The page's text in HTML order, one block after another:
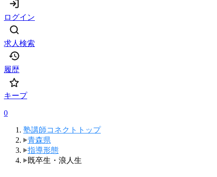
ログイン
求人検索
履歴
キープ
0
塾講師コネクトトップ
青森県
指導形態
既卒生・浪人生